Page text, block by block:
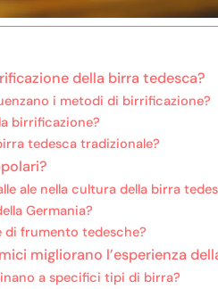
della birra tedesca?
i metodi di birrificazione?
birrificazione?
tedesca tradizionale?
ale nella cultura della birra
Germania?
frumento tedesche?
migliorano l’esperienza
a specifici tipi di birra?